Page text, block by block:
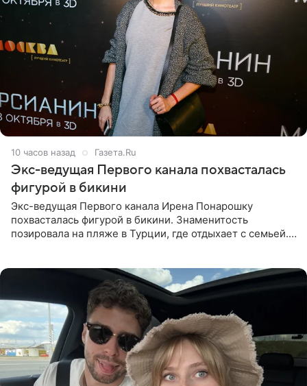
10 часов назад Газета.Ru
Экс-ведущая Первого канала похвасталась
фигурой в бикини
Экс-ведущая Первого канала Ирена Понарошку
похвасталась фигурой в бикини. Знаменитость
позировала на пляже в Турции, где отдыхает с семьей.